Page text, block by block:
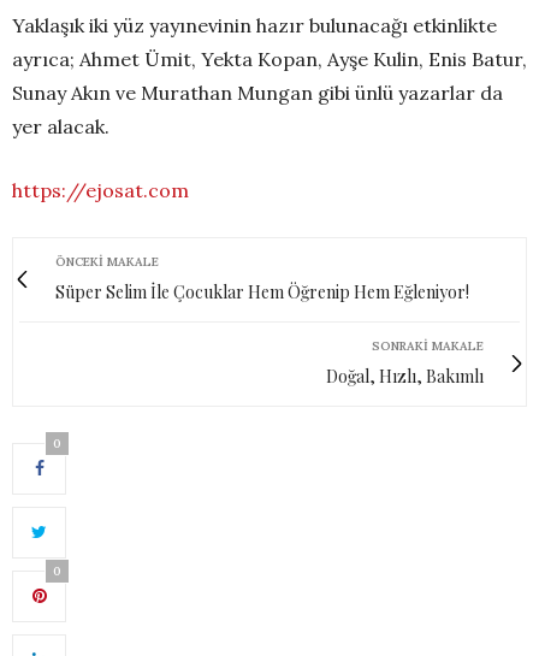
Yaklaşık iki yüz yayınevinin hazır bulunacağı etkinlikte
ayrıca; Ahmet Ümit, Yekta Kopan, Ayşe Kulin, Enis Batur,
Sunay Akın ve Murathan Mungan gibi ünlü yazarlar da
yer alacak.
https://ejosat.com
ÖNCEKI MAKALE
Süper Selim İle Çocuklar Hem Öğrenip Hem Eğleniyor!
SONRAKI MAKALE
Doğal, Hızlı, Bakımlı
0
0